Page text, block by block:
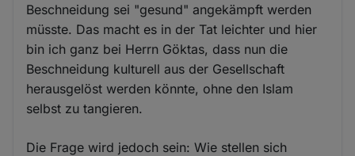
Beschneidung sei "gesund" angekämpft werden
müsste. Das macht es in der Tat leichter und hier
bin ich ganz bei Herrn Göktas, dass nun die
Beschneidung kulturell aus der Gesellschaft
herausgelöst werden könnte, ohne den Islam
selbst zu tangieren.
Die Frage wird jedoch sein: Wie stellen sich